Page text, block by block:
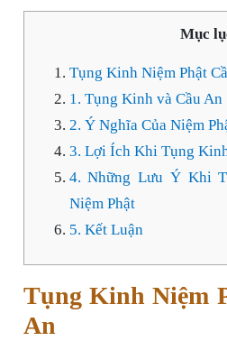
Mục
Tụng Kinh Niệm Phật
1. Tụng Kinh và Cầu An
2. Ý Nghĩa Của Niệm
3. Lợi Ích Khi Tụng
4. Những Lưu Ý Khi
Niệm Phật
5. Kết Luận
Tụng Kinh Niệm
An